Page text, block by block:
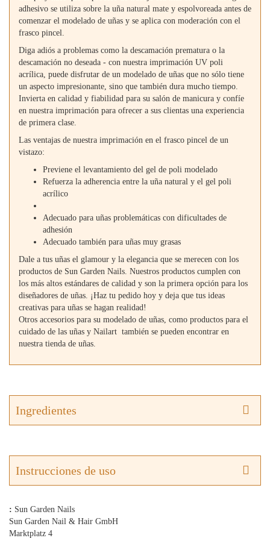
adhesivo se utiliza sobre la uña natural mate y espolvoreada antes de
comenzar el modelado de uñas y se aplica con moderación con el
frasco pincel.
Diga adiós a problemas como la descamación prematura o la
descamación no deseada - con nuestra imprimación UV poli
acrílica, puede disfrutar de un modelado de uñas que no sólo tiene
un aspecto impresionante, sino que también dura mucho tiempo.
Invierta en calidad y fiabilidad para su salón de manicura y confíe
en nuestra imprimación para ofrecer a sus clientas una experiencia
de primera clase.
Las ventajas de nuestra imprimación en el frasco pincel de un
vistazo:
Previene el levantamiento del gel de poli modelado
Refuerza la adherencia entre la uña natural y el gel poli
acrílico
Adecuado para uñas problemáticas con dificultades de
adhesión
Adecuado también para uñas muy grasas
Dale a tus uñas el glamour y la elegancia que se merecen con los
productos de Sun Garden Nails. Nuestros productos cumplen con
los más altos estándares de calidad y son la primera opción para los
diseñadores de uñas. ¡Haz tu pedido hoy y deja que tus ideas
creativas para uñas se hagan realidad!
Otros accesorios para su modelado de uñas, como productos para el
cuidado de las uñas y Nailart también se pueden encontrar en
nuestra tienda de uñas.
Ingredientes
Instrucciones de uso
: Sun Garden Nails
Sun Garden Nail & Hair GmbH
Marktplatz 4